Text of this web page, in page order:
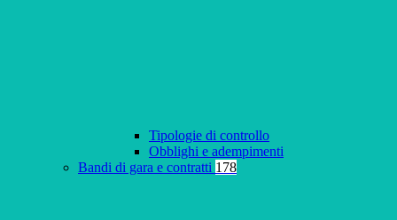
Tipologie di controllo
Obblighi e adempimenti
Bandi di gara e contratti 178